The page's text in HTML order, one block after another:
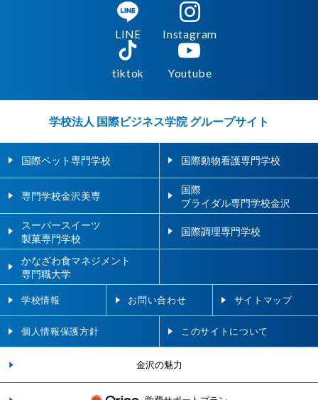
LINE Instagram
tiktok Youtube
学校法人 国際ビジネス学院 グループサイト
国際ペット専門学校 国際動物看護専門学校
専門学校金沢美専
国際
ブライダル専門学校金沢
スーパースイーツ
製菓専門学校
国際調理専門学校
かなざわ食マネジメント
専門職大学
学校情報 お問い合わせ サイトマップ
個人情報保護方針 このサイトについて
金沢の魅力